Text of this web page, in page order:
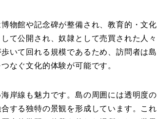
物館や記念碑が整備され、教育的・文化
て公開され、奴隷として売買された人々
いて回れる規模であるため、 訪問者は島
なぐ文化的体験が可能です。
岸線も魅力 です。島の周囲には透明度の
する独特の景観を形成しています。これ